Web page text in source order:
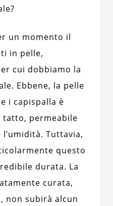
un momento il
in pelle,
cui dobbiamo la
Ebbene, la pelle
i capispalla è
tatto, permeabile
Tuttavia,
questo
durata. La
curata,
non subirà alcun